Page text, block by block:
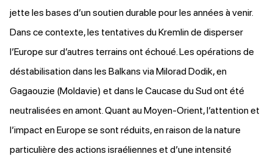
jette les bases d’un soutien durable pour les années à venir.
Dans ce contexte, les tentatives du Kremlin de disperser
l’Europe sur d’autres terrains ont échoué. Les opérations de
déstabilisation dans les Balkans via Milorad Dodik, en
Gagaouzie (Moldavie) et dans le Caucase du Sud ont été
neutralisées en amont. Quant au Moyen-Orient, l’attention et
l’impact en Europe se sont réduits, en raison de la nature
particulière des actions israéliennes et d’une intensité